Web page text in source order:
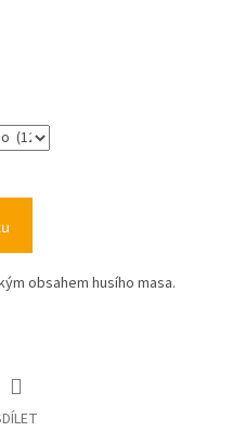
obsahem husího masa.